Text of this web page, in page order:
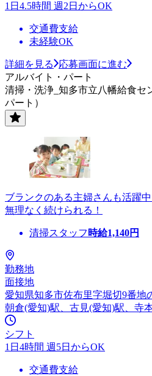
1日4.5時間 週2日からOK
交通費支給
未経験OK
詳細を見る
応募画面に進む
アルバイト・パート
清掃・洗浄_知多市立八幡給食セ
パート）
ブランクのある主婦さんも活躍
無理なく続けられる！
清掃スタッフ 時給1,140円
勤務地
面接地
愛知県知多市佐布里字堀切9番地
朝倉(愛知)駅、古見(愛知)駅、寺
シフト
1日4時間 週5日からOK
交通費支給